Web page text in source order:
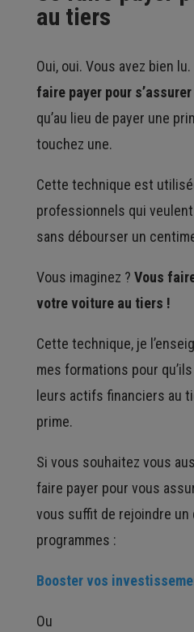
au tiers
Oui, oui. Vous avez bien lu.
faire payer pour
qu’au lieu de payer une
touchez une.
Cette technique est
professionnels qui
sans débourser un
Vous imaginez ? Vous
votre voiture au tiers !
Cette technique, je
mes formations pour
leurs actifs financiers au
prime.
Si vous souhaitez vous
faire payer pour vous
vous suffit de rejoindre un
programmes :
Booster vos
Ou